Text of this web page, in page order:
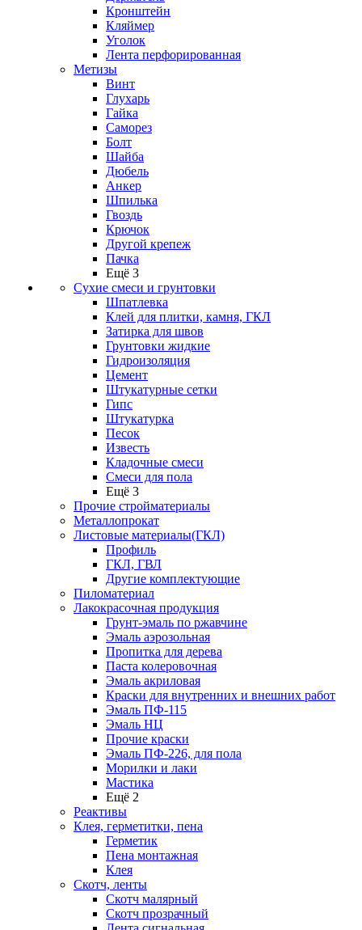
Кронштейн
Кляймер
Уголок
Лента перфорированная
Метизы
Винт
Глухарь
Гайка
Саморез
Болт
Шайба
Дюбель
Анкер
Шпилька
Гвоздь
Крючок
Другой крепеж
Пачка
Ещё 3
Сухие смеси и грунтовки
Шпатлевка
Клей для плитки, камня, ГКЛ
Затирка для швов
Грунтовки жидкие
Гидроизоляция
Цемент
Штукатурные сетки
Гипс
Штукатурка
Песок
Известь
Кладочные смеси
Смеси для пола
Ещё 3
Прочие стройматериалы
Металлопрокат
Листовые материалы(ГКЛ)
Профиль
ГКЛ, ГВЛ
Другие комплектующие
Пиломатериал
Лакокрасочная продукция
Грунт-эмаль по ржавчине
Эмаль аэрозольная
Пропитка для дерева
Паста колеровочная
Эмаль акриловая
Краски для внутренних и внешних работ
Эмаль ПФ-115
Эмаль НЦ
Прочие краски
Эмаль ПФ-226, для пола
Морилки и лаки
Мастика
Ещё 2
Реактивы
Клея, герметитки, пена
Герметик
Пена монтажная
Клея
Скотч, ленты
Скотч малярный
Скотч прозрачный